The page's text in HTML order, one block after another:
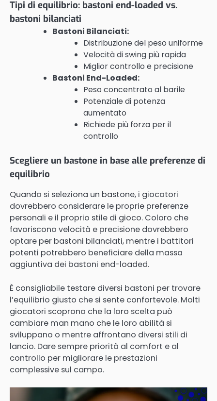
Tipi di equilibrio: bastoni end-loaded vs.
bastoni bilanciati
Bastoni Bilanciati:
Distribuzione del peso uniforme
Velocità di swing più rapida
Miglior controllo e precisione
Bastoni End-Loaded:
Peso concentrato al barile
Potenziale di potenza
aumentato
Richiede più forza per il
controllo
Scegliere un bastone in base alle preferenze di
equilibrio
Quando si seleziona un bastone, i giocatori
dovrebbero considerare le proprie preferenze
personali e il proprio stile di gioco. Coloro che
favoriscono velocità e precisione dovrebbero
optare per bastoni bilanciati, mentre i battitori
potenti potrebbero beneficiare della massa
aggiuntiva dei bastoni end-loaded.
È consigliabile testare diversi bastoni per trovare
l’equilibrio giusto che si sente confortevole. Molti
giocatori scoprono che la loro scelta può
cambiare man mano che le loro abilità si
sviluppano o mentre affrontano diversi stili di
lancio. Dare sempre priorità al comfort e al
controllo per migliorare le prestazioni
complessive sul campo.